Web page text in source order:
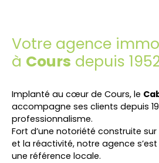
Votre agence
à Cours depuis
Implanté au cœur de Cours, le
accompagne ses clients depuis
professionnalisme.
Fort d’une notoriété construite
et la réactivité, notre agence
une référence locale.